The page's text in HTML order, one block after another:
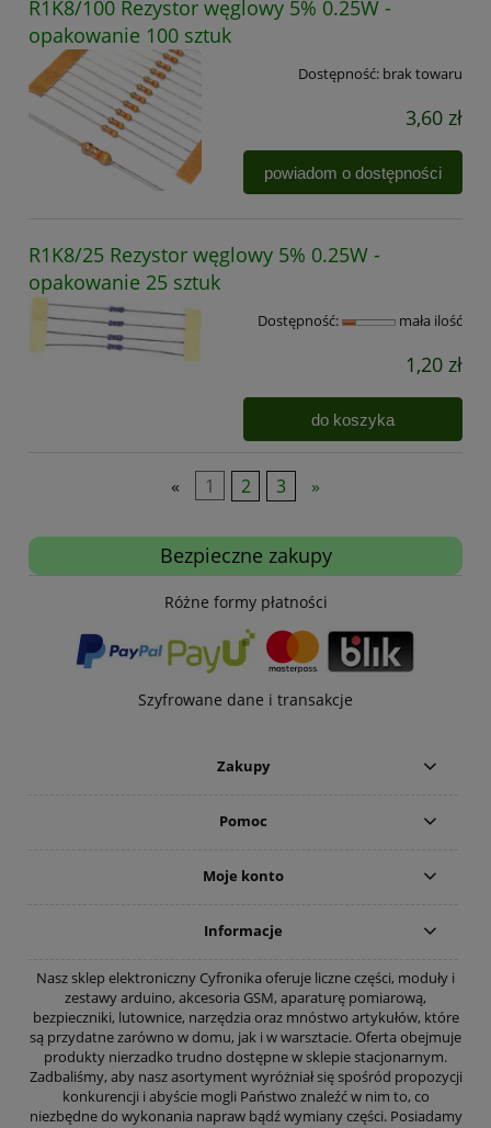
R1K8/100 Rezystor węglowy 5% 0.25W -
opakowanie 100 sztuk
Dostępność: brak towaru
3,60 zł
powiadom o dostępności
R1K8/25 Rezystor węglowy 5% 0.25W -
opakowanie 25 sztuk
Dostępność: mała ilość
1,20 zł
do koszyka
« 1 2 3 »
Bezpieczne zakupy
Różne formy płatności
Szyfrowane dane i transakcje
Zakupy
Pomoc
Moje konto
Informacje
Nasz sklep elektroniczny Cyfronika oferuje liczne części, moduły i
zestawy arduino, akcesoria GSM, aparaturę pomiarową,
bezpieczniki, lutownice, narzędzia oraz mnóstwo artykułów, które
są przydatne zarówno w domu, jak i w warsztacie. Oferta obejmuje
produkty nierzadko trudno dostępne w sklepie stacjonarnym.
Zadbaliśmy, aby nasz asortyment wyróżniał się spośród propozycji
konkurencji i abyście mogli Państwo znaleźć w nim to, co
niezbędne do wykonania napraw bądź wymiany części. Posiadamy